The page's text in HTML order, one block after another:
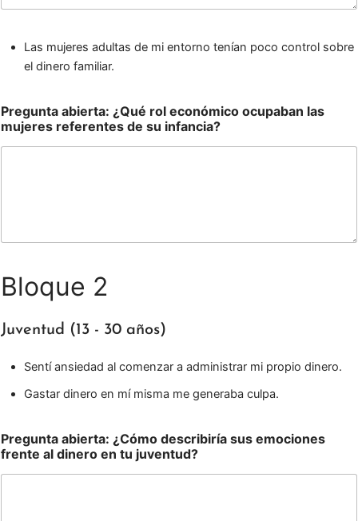
Las mujeres adultas de mi entorno tenían poco control sobre
el dinero familiar.
Pregunta abierta: ¿Qué rol económico ocupaban las
mujeres referentes de su infancia?
Bloque 2
Juventud (13 - 30 años)
Sentí ansiedad al comenzar a administrar mi propio dinero.
Gastar dinero en mí misma me generaba culpa.
Pregunta abierta: ¿Cómo describiría sus emociones
frente al dinero en tu juventud?